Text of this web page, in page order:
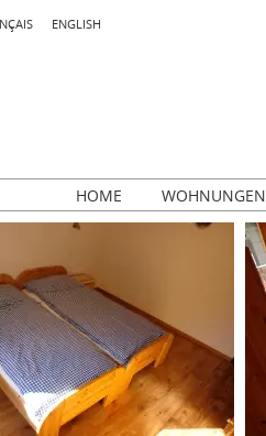
ENGLISH
HOME WOHNUNGEN